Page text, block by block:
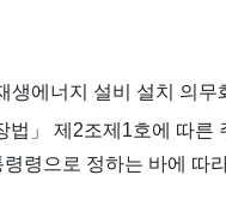
생에너지 설비 설치 의무
」 제2조제1호에 따른
령으로 정하는 바에 따